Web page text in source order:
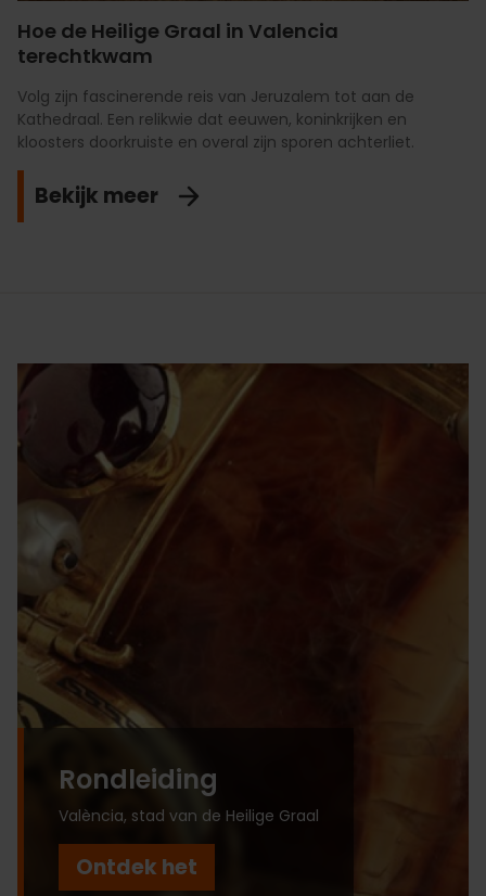
Hoe de Heilige Graal in Valencia
terechtkwam
Volg zijn fascinerende reis van Jeruzalem tot aan de
Kathedraal. Een relikwie dat eeuwen, koninkrijken en
kloosters doorkruiste en overal zijn sporen achterliet.
Bekijk meer
Rondleiding
València, stad van de Heilige Graal
Ontdek het